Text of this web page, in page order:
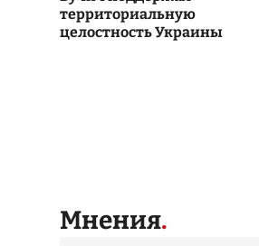
территориальную
целостность Украины
Мнения